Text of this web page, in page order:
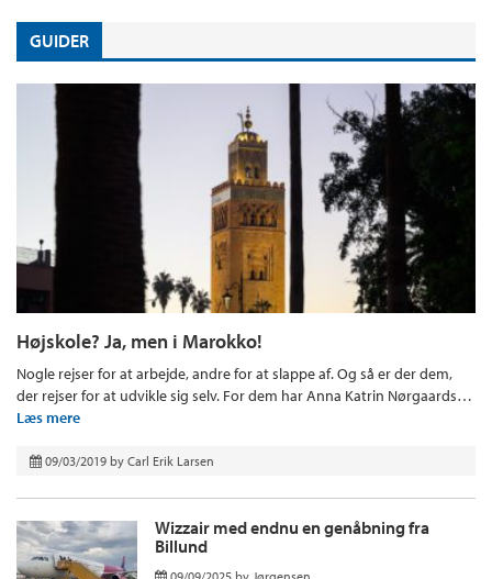
GUIDER
Højskole? Ja, men i Marokko!
Nogle rejser for at arbejde, andre for at slappe af. Og så er der dem,
der rejser for at udvikle sig selv. For dem har Anna Katrin Nørgaards…
Læs mere
09/03/2019 by Carl Erik Larsen
Wizzair med endnu en genåbning fra
Billund